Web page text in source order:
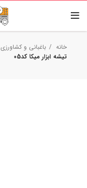
خانه باغبانی و کشاورزی
تیشه ابزار میکا کد05